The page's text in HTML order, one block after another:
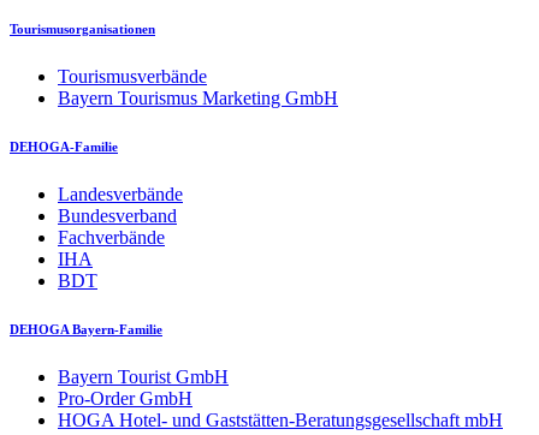
Tourismusorganisationen
Tourismusverbände
Bayern Tourismus Marketing GmbH
DEHOGA-Familie
Landesverbände
Bundesverband
Fachverbände
IHA
BDT
DEHOGA Bayern-Familie
Bayern Tourist GmbH
Pro-Order GmbH
HOGA Hotel- und Gaststätten-Beratungsgesellschaft mbH